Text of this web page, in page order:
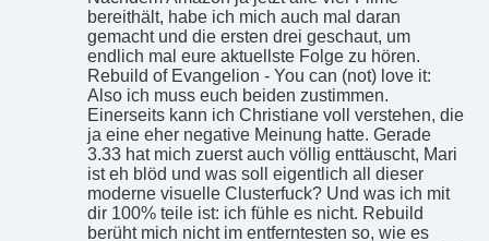
bereithält, habe ich mich auch mal daran
gemacht und die ersten drei geschaut, um
endlich mal eure aktuellste Folge zu hören.
Rebuild of Evangelion - You can (not) love it:
Also ich muss euch beiden zustimmen.
Einerseits kann ich Christiane voll verstehen, die
ja eine eher negative Meinung hatte. Gerade
3.33 hat mich zuerst auch völlig enttäuscht, Mari
ist eh blöd und was soll eigentlich all dieser
moderne visuelle Clusterfuck? Und was ich mit
dir 100% teile ist: ich fühle es nicht. Rebuild
berüht mich nicht im entferntesten so, wie es